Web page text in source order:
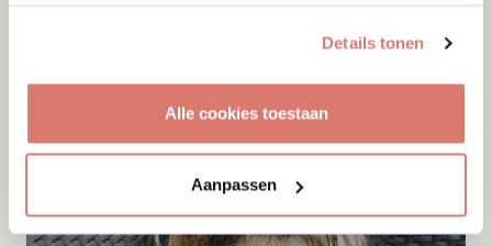
Details tonen
Alle cookies toestaan
Aanpassen